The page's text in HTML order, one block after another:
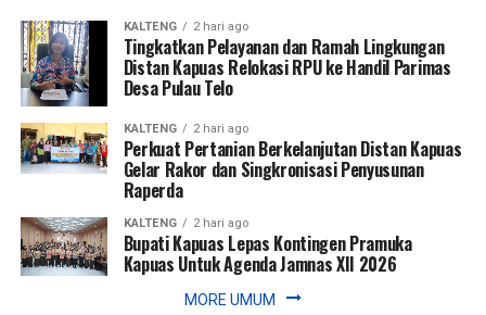
dan inovasi layanan.
Partisipasi Bank Kalsel dalam kegiatan ini juga menjadi
bagian dari strategi perusahaan dalam memperkuat
positioning dan meningkatkan brand awareness di tingkat
nasional, sekaligus membuka peluang kolaborasi strategis
dengan berbagai pihak.
Dengan capaian ini, Bank Kalsel menegaskan komitmennya
untuk terus tumbuh sebagai bank daerah yang kompetitif,
KALTENG 2 hari ago
Tingkatkan Pelayanan dan Ramah Lingkungan
Distan Kapuas Relokasi RPU ke Handil Parimas
Desa Pulau Telo
KALTENG 2 hari ago
Perkuat Pertanian Berkelanjutan Distan Kapuas
Gelar Rakor dan Singkronisasi Penyusunan
Raperda
KALTENG 2 hari ago
Bupati Kapuas Lepas Kontingen Pramuka
Kapuas Untuk Agenda Jamnas XII 2026
MORE UMUM